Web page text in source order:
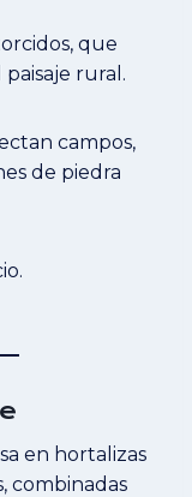
que
rural.
campos,
de piedra
en hortalizas
combinadas